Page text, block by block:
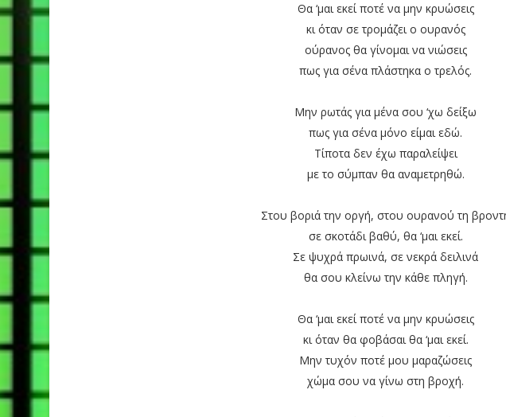
Θα ‘μαι εκεί ποτέ να μην κρυώσεις
κι όταν σε τρομάζει ο ουρανός
ούρανος θα γίνομαι να νιώσεις
πως για σένα πλάστηκα ο τρελός.
Μην ρωτάς για μένα σου ‘χω δείξω
πως για σένα μόνο είμαι εδώ.
Τίποτα δεν έχω παραλείψει
με το σύμπαν θα αναμετρηθώ.
Στου βοριά την οργή, στου ουρανού τη
σε σκοτάδι βαθύ, θα ‘μαι εκεί.
Σε ψυχρά πρωινά, σε νεκρά δειλινά
θα σου κλείνω την κάθε πληγή.
Θα ‘μαι εκεί ποτέ να μην κρυώσεις
κι όταν θα φοβάσαι θα ‘μαι εκεί.
Μην τυχόν ποτέ μου μαραζώσεις
χώμα σου να γίνω στη βροχή.